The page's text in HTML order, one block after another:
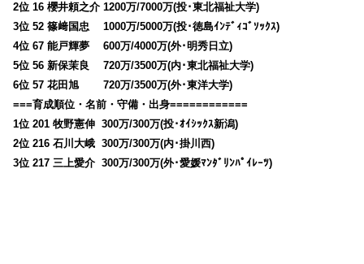
2位 16 櫻井頼之介 1200万/7000万(投･東北福祉大学)
3位 52 篠﨑国忠 1000万/5000万(投･徳島ｲﾝﾃﾞｨｺﾞｿｯｸｽ)
4位 67 能戸輝夢 600万/4000万(外･明秀日立)
5位 56 新保茉良 720万/3500万(内･東北福祉大学)
6位 57 花田旭 720万/3500万(外･東洋大学)
===育成順位・名前・守備・出身============
1位 201 牧野憲伸 300万/300万(投･ｵｲｼｯｸｽ新潟)
2位 216 石川大峨 300万/300万(内･掛川西)
3位 217 三上愛介 300万/300万(外･愛媛ﾏﾝﾀﾞﾘﾝﾊﾟｲﾚｰﾂ)